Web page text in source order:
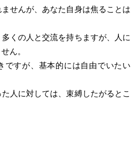
せんが、あなた自身は焦ることは
くの人と交流を持ちますが、人に
ん。
ですが、基本的には自由でいたい
人に対しては、束縛したがるとこ